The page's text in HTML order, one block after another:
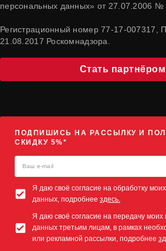
персональных данных» от 27.07.2006 №
Регистрационный номер 77-17-007317,
21.08.2017 Роскомнадзора.
Стать партнёром
ПОДПИШИСЬ НА РАССЫЛКУ И
СКИДКУ 5%*
Я даю своё согласие на обработку
данных, подробнее здесь.
Я даю своё согласие на передачу
данных третьим лицам, в рамках
или рекламной рассылки, подробнее